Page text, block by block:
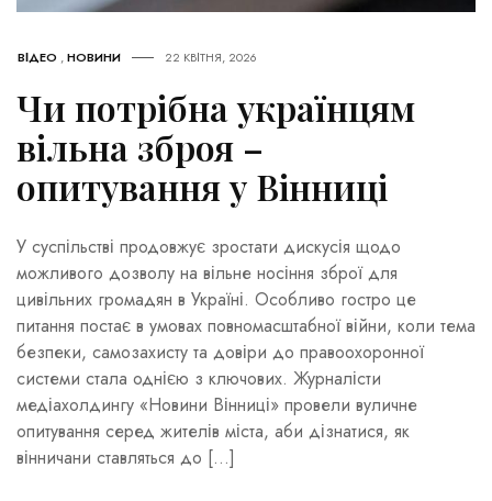
ВІДЕО ,НОВИНИ 22 КВІТНЯ, 2026
Чи потрібна українцям
вільна зброя –
опитування у Вінниці
У суспільстві продовжує зростати дискусія щодо
можливого дозволу на вільне носіння зброї для
цивільних громадян в Україні. Особливо гостро це
питання постає в умовах повномасштабної війни, коли тема
безпеки, самозахисту та довіри до правоохоронної
системи стала однією з ключових. Журналісти
медіахолдингу «Новини Вінниці» провели вуличне
опитування серед жителів міста, аби дізнатися, як
вінничани ставляться до […]